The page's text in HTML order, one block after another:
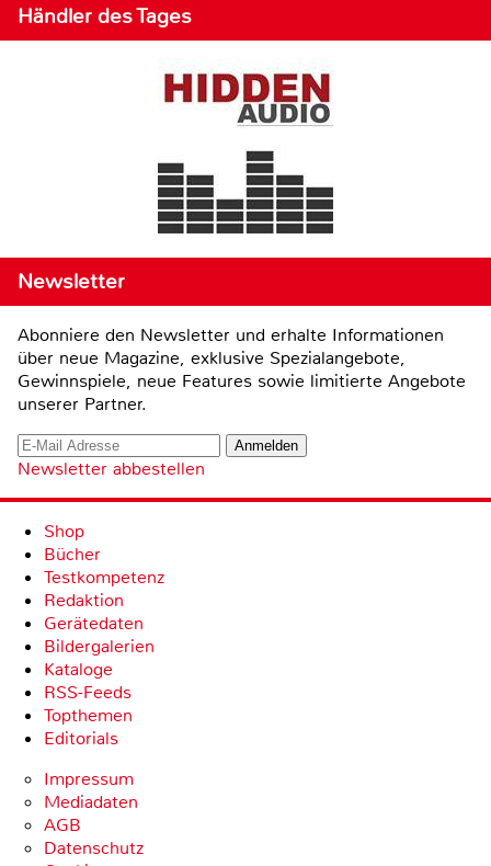
Händler des Tages
Newsletter
Abonniere den Newsletter und erhalte Informationen
über neue Magazine, exklusive Spezialangebote,
Gewinnspiele, neue Features sowie limitierte Angebote
unserer Partner.
Newsletter abbestellen
Shop
Bücher
Testkompetenz
Redaktion
Gerätedaten
Bildergalerien
Kataloge
RSS-Feeds
Topthemen
Editorials
Impressum
Mediadaten
AGB
Datenschutz